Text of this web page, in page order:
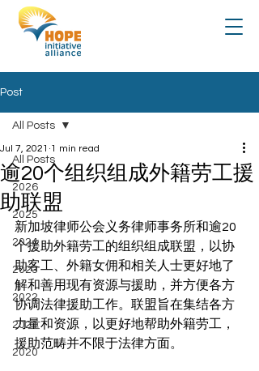
Post
All Posts
2026
2025
2024
2023
2022
2021
2020
All Posts
逾20个组织组成外籍劳工援
助联盟
Jul 7, 2021 1 min read
新加坡律师公会义务律师事务所和逾20
个援助外籍劳工的组织组成联盟，以协
助客工、外籍女佣和相关人士更好地了
解和善用现有资源与援助，并方便各方
协调法律援助工作。联盟旨在集结各方
力量和资源，以更好地帮助外籍劳工，
援助范畴并不限于法律方面。